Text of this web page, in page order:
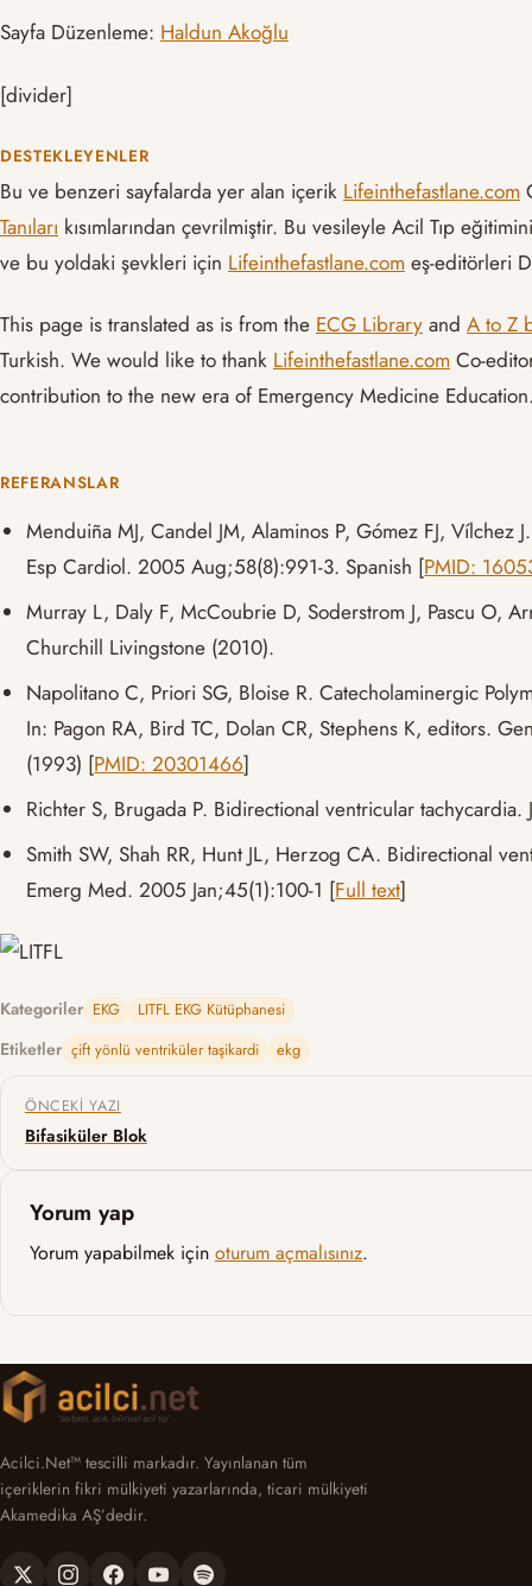
Sayfa Düzenleme: Haldun Akoğlu
[divider]
DESTEKLEYENLER
Bu ve benzeri sayfalarda yer alan içerik Lifeinthefastlane.com
Tanıları kısımlarından çevrilmiştir. Bu vesileyle Acil Tıp
ve bu yoldaki şevkleri için Lifeinthefastlane.com eş-editörleri
This page is translated as is from the ECG Library and A to Z
Turkish. We would like to thank Lifeinthefastlane.com Co-
contribution to the new era of Emergency Medicine
REFERANSLAR
Menduiña MJ, Candel JM, Alaminos P, Gómez FJ,
Esp Cardiol. 2005 Aug;58(8):991-3. Spanish [PMID:
Murray L, Daly F, McCoubrie D, Soderstrom J, Pascu O,
Churchill Livingstone (2010).
Napolitano C, Priori SG, Bloise R. Catecholaminergic
In: Pagon RA, Bird TC, Dolan CR, Stephens K, editors.
(1993) [PMID: 20301466]
Richter S, Brugada P. Bidirectional ventricular
Smith SW, Shah RR, Hunt JL, Herzog CA. Bidirectional
Emerg Med. 2005 Jan;45(1):100-1 [Full text]
Kategoriler EKG LITFL EKG Kütüphanesi
Etiketler çift yönlü ventriküler taşikardi ekg
Yazı gezinmesi
ÖNCEKI YAZI
Bifasiküler Blok
Yorum yap
Yorum yapabilmek için oturum açmalısınız.
Acilci.Net™ tescilli markadır. Yayınlanan tüm
içeriklerin fikri mülkiyeti yazarlarında, ticari mülkiyeti
Akamedika AŞ’dedir.